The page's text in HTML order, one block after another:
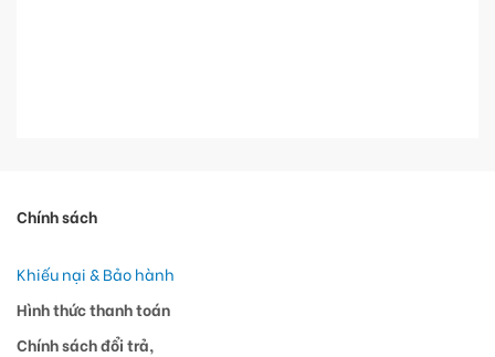
Chính sách
Khiếu nại & Bảo hành
Hình thức thanh toán
Chính sách đổi trả,